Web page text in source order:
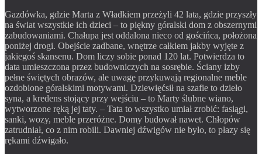
Gazdówka, gdzie Marta z Władkiem przeżyli 42 lata, gdzie przyszły
na świat wszystkie ich dzieci – to piękny góralski dom z obszernymi
zabudowaniami. Chałupa jest oddalona nieco od gościńca, położona
poniżej drogi. Obejście zadbane, wnętrze całkiem jakby wyjęte z
jakiegoś skansenu. Dom liczy sobie ponad 120 lat. Potwierdza to
data umieszczona przez budowniczych na sosrębie. Ściany izby
pełne świętych obrazów, ale uwagę przykuwają regionalne meble
ozdobione góralskimi motywami. Dziewięćsił na szafie to dzieło
syna, a kredens stojący przy wejściu – to Marty ślubne wiano,
wytworzone ręką jej taty. – Tata to wszystko umiał zrobić: fasiągi,
sanki, wozy, meble przeróżne. Domy budował nawet. Chłopów
zatrudniał, co z nim robili. Dawniej dźwigów nie było, to płazy się
rękami dźwigało.